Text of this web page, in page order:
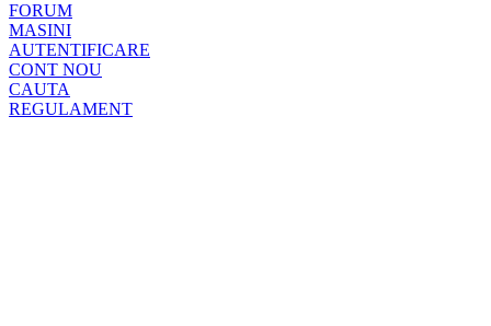
FORUM
MASINI
AUTENTIFICARE
CONT NOU
CAUTA
REGULAMENT